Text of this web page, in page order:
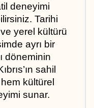
deneyimi
Tarihi
yerel kültürü
ayrı bir
döneminin
sahil
kültürel
sunar.